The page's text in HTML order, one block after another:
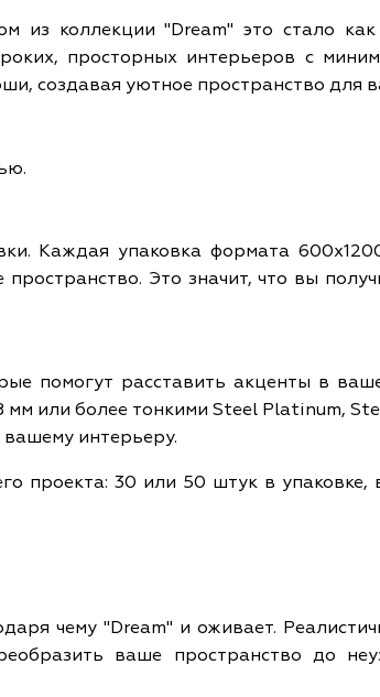
из коллекции "Dream" это стало как
просторных интерьеров с
создавая уютное пространство для
Каждая упаковка формата
Это значит, что вы
помогут расставить акценты в
или более тонкими Steel Platinum,
интерьеру.
проекта: 30 или 50 штук в упаковке,
чему "Dream" и оживает.
ваше пространство до